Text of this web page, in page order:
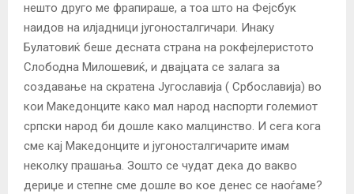
нешто друго ме фрапираше, а тоа што на Фејсбук
наидов на илјадници југоносталгичари. Инаку
Булатовиќ беше десната страна на рокфејлеристото
Слободна Милошевиќ, и двајцата се залага за
создавање на скратена Југославија ( Србославија) во
кои Македонците како мал народ наспорти големиот
српски народ би дошле како малцинство. И сега кога
сме кај Македонците и југоносталгичарите имам
неколку прашања. Зошто се чудат дека до вакво
дериџе и степне сме дошле во кое денес се наоѓаме?